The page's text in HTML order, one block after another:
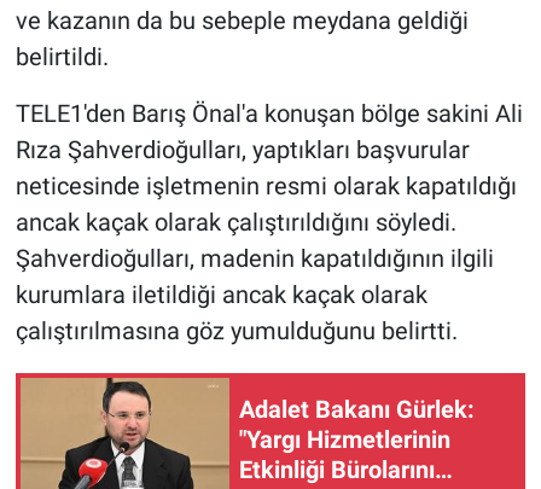
ve kazanın da bu sebeple meydana geldiği
belirtildi.
TELE1'den Barış Önal'a konuşan bölge sakini Ali
Rıza Şahverdioğulları, yaptıkları başvurular
neticesinde işletmenin resmi olarak kapatıldığı
ancak kaçak olarak çalıştırıldığını söyledi.
Şahverdioğulları, madenin kapatıldığının ilgili
kurumlara iletildiği ancak kaçak olarak
çalıştırılmasına göz yumulduğunu belirtti.
Adalet Bakanı Gürlek:
"Yargı Hizmetlerinin
Etkinliği Bürolarını
Popüler
Sağlık
Spor
Teknoloji
Türkiye'nin Geleceği
Türkiye'nin Gündemi
Yerel Gündem